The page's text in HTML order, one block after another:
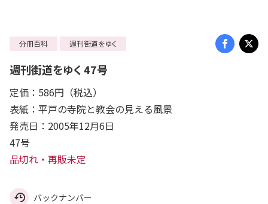
分冊百科 週刊街道をゆく
週刊街道をゆく 47号
定価：586円（税込）
表紙：平戸の寺院と教会の見える風景
発売日：2005年12月6日
47号
品切れ・再販未定
バックナンバー